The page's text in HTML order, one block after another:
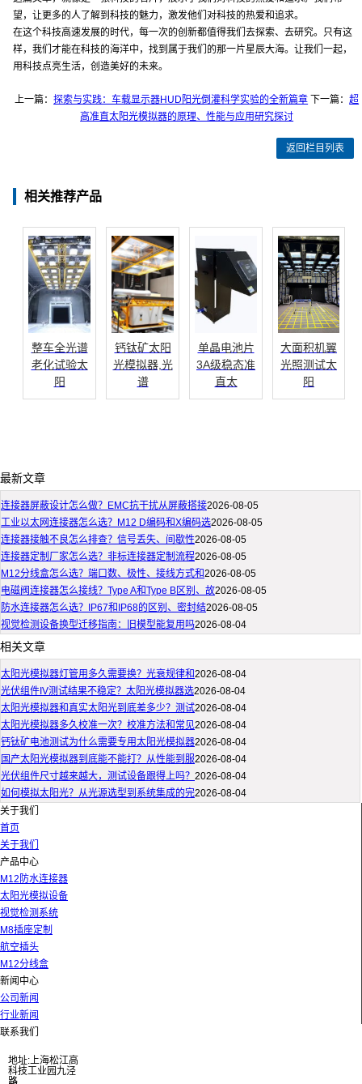
望，让更多的人了解到科技的魅力，激发他们对科技的热爱和追求。
在这个科技高速发展的时代，每一次的创新都值得我们去探索、去研究。只有这
样，我们才能在科技的海洋中，找到属于我们的那一片星辰大海。让我们一起，
用科技点亮生活，创造美好的未来。
上一篇：探索与实践：车载显示器HUD阳光倒灌科学实验的全新篇章 下一篇：超
高准直太阳光模拟器的原理、性能与应用研究探讨
返回栏目列表
相关推荐产品
整车全光谱
老化试验太
阳
钙钛矿太阳
光模拟器,光
谱
单晶电池片
3A级稳态准
直太
大面积机翼
光照测试太
阳
最新文章
连接器屏蔽设计怎么做？EMC抗干扰从屏蔽搭接2026-08-05
工业以太网连接器怎么选？M12 D编码和X编码选2026-08-05
连接器接触不良怎么排查？信号丢失、间歇性2026-08-05
连接器定制厂家怎么选？非标连接器定制流程2026-08-05
M12分线盒怎么选？端口数、极性、接线方式和2026-08-05
电磁阀连接器怎么接线？Type A和Type B区别、故2026-08-05
防水连接器怎么选？IP67和IP68的区别、密封结2026-08-05
视觉检测设备换型迁移指南：旧模型能复用吗2026-08-04
相关文章
太阳光模拟器灯管用多久需要换？光衰规律和2026-08-04
光伏组件IV测试结果不稳定？太阳光模拟器选2026-08-04
太阳光模拟器和真实太阳光到底差多少？测试2026-08-04
太阳光模拟器多久校准一次？校准方法和常见2026-08-04
钙钛矿电池测试为什么需要专用太阳光模拟器2026-08-04
国产太阳光模拟器到底能不能打？从性能到服2026-08-04
光伏组件尺寸越来越大，测试设备跟得上吗？ 2026-08-04
如何模拟太阳光？从光源选型到系统集成的完2026-08-04
关于我们
首页
关于我们
产品中心
M12防水连接器
太阳光模拟设备
视觉检测系统
M8插座定制
航空插头
M12分线盒
新闻中心
公司新闻
行业新闻
联系我们
地址:上海松江高
科技工业园九泾
路